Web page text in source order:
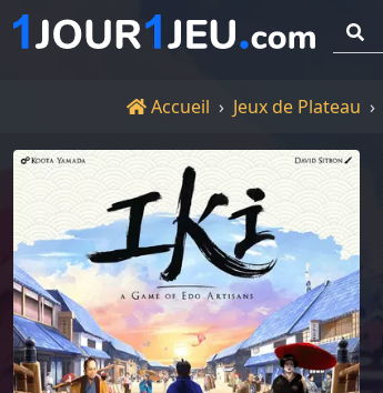
Accueil
Accueil Jeux de Plateau